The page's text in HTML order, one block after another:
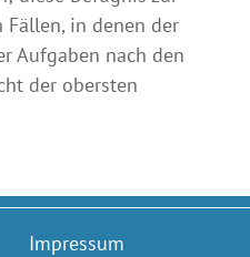
in denen der
Aufgaben nach den
der obersten
Impressum